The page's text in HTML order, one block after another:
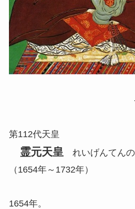
第112代天皇
霊元天皇 れいげんてんの
（1654年～1732年）
1654年。